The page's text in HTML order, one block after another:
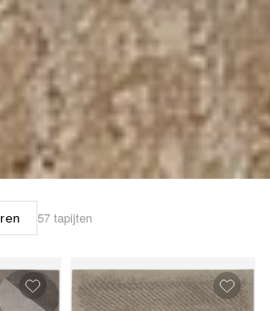
57 tapijten